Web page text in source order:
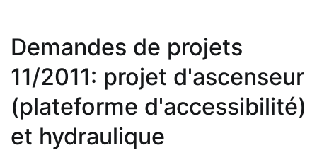
Demandes de projets
11/2011: projet d'ascenseur
(plateforme d'accessibilité)
et hydraulique